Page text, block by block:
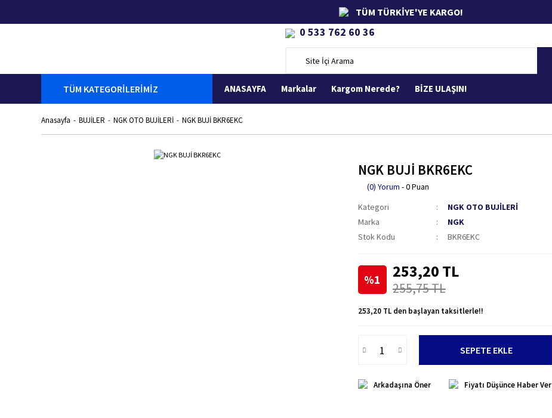
TÜM TÜRKİYE'YE KARGO!
0 533 762 60 36
TÜM KATEGORİLERİMİZ ANASAYFA Markalar Kargom Nerede? BİZE ULAŞIN!
Anasayfa BUJİLER NGK OTO BUJİLERİ NGK BUJİ BKR6EKC
NGK BUJİ BKR6EKC
(0) Yorum - 0 Puan
Kategori
NGK OTO BUJİLERİ
Marka
NGK
Stok Kodu
BKR6EKC
%1 253,20 TL
255,75 TL
253,20 TL den başlayan taksitlerle!!
SEPETE EKLE
Arkadaşına Öner Fiyatı Düşünce Haber Ver